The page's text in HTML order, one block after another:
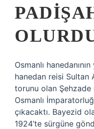
Osmanlı
hanedan reisi Sultan
torunu olan Şehzade
Osmanlı
çıkacaktı. Bayezid
1924’te sürgüne